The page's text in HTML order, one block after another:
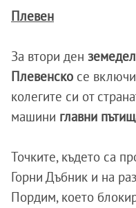
Плевен
За втори ден
Плевенско се
колегите си от
машини главни
Точките, където са
Горни Дъбник и на
Пордим, което